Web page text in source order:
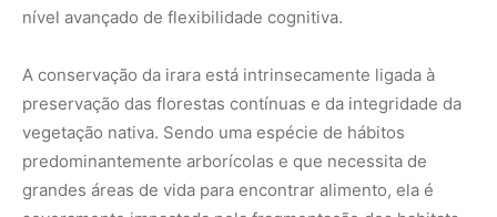
nível avançado de flexibilidade cognitiva.
A conservação da irara está intrinsecamente ligada à
preservação das florestas contínuas e da integridade da
vegetação nativa. Sendo uma espécie de hábitos
predominantemente arborícolas e que necessita de
grandes áreas de vida para encontrar alimento, ela é